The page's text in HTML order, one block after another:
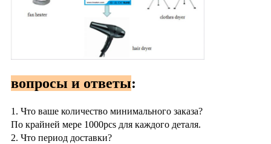
вопросы и ответы:
1. Что ваше количество минимального заказа?
По крайней мере 1000pcs для каждого деталя.
2. Что период доставки?